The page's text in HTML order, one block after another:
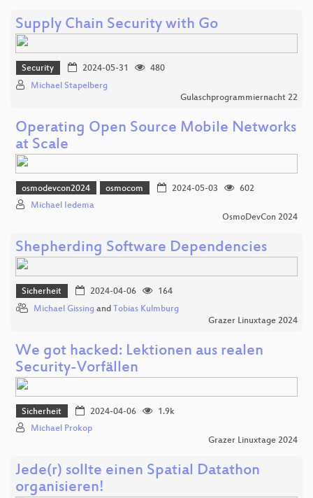
Supply Chain Security with Go
Security 2024-05-31
480
Michael Stapelberg
Gulaschprogrammiernacht 22
Operating Open Source Mobile Networks
at Scale
osmodevcon2024 osmocom 2024-05-03
602
Michael Iedema
OsmoDevCon 2024
Shepherding Software Dependencies
Sicherheit 2024-04-06
164
Michael Gissing and Tobias Kulmburg
Grazer Linuxtage 2024
We got hacked: Lektionen aus realen
Security-Vorfällen
Sicherheit 2024-04-06
1.9k
Michael Prokop
Grazer Linuxtage 2024
Jede(r) sollte einen Spatial Datathon
organisieren!